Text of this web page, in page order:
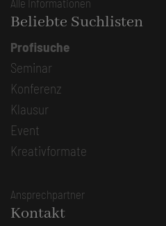
Alle Informationen
Beliebte Suchlisten
Profisuche
Seminar
Konferenz
Klausur
Event
Kreativformate
Ansprechpartner
Kontakt